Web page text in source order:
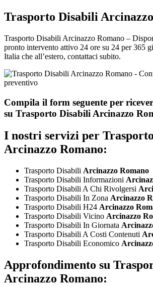
Trasporto Disabili
Trasporto Disabili Arcinazzo Romano –
pronto intervento attivo 24 ore su 24 per 365
Italia che all’estero, contattaci subito.
Compila il form seguente per
su Trasporto Disabili Arcinazzo
I nostri servizi per
Arcinazzo Romano:
Trasporto Disabili Arcinazzo Romano
Trasporto Disabili Informazioni
Trasporto Disabili A Chi Rivolgersi
Trasporto Disabili In Zona Arcinazzo
Trasporto Disabili H24 Arcinazzo
Trasporto Disabili Vicino Arcinazzo
Trasporto Disabili In Giornata
Trasporto Disabili A Costi Contenuti
Trasporto Disabili Economico
Approfondimento su
Arcinazzo Romano: